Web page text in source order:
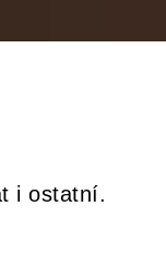
i ostatní.